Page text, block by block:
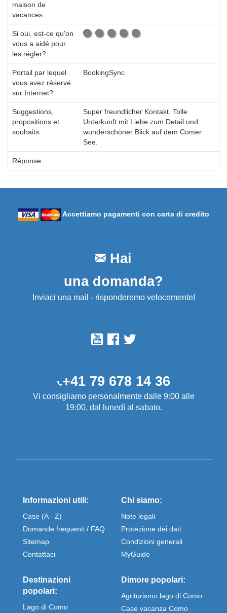
maison de
vacances
Si oui, est-ce qu'on
vous a aidé pour
les régler?
Portail par lequel
vous avez réservé
sur Internet?
BookingSync
Suggestions,
propositions et
souhaits:
Super freundlicher Kontakt. Tolle
Unterkunft mit Liebe zum Detail und
wunderschöner Blick auf dem Comer
See.
Réponse:
Accettiamo pagamenti con carta di credito
Hai
una domanda?
Inviaci una mail - risponderemo velocemente!
+41 79 678 14 36
Vi consigliamo personalmente dalle 9:00 alle
19:00, dal lunedì al sabato.
Informazioni utili:
Case (A - Z)
Domande frequenti / FAQ
Sitemap
Contattaci
Chi siamo:
Note legali
Protezione dei dati
Condizioni generali
MyGuide
Destinazioni
popolari:
Lago di Como
Dimore popolari:
Agriturismo lago di Como
Case vacanza Como